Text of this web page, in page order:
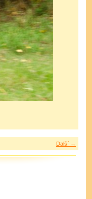
Další →